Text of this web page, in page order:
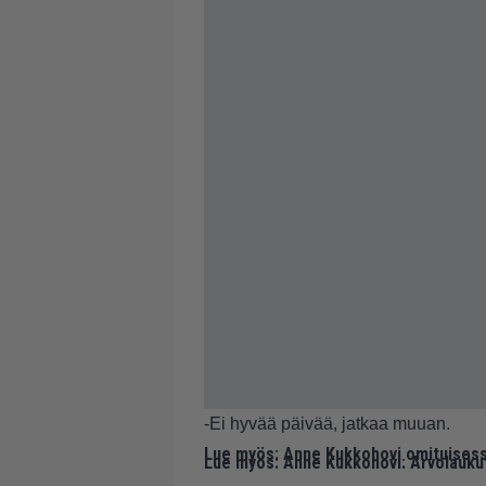
-Ei hyvää päivää, jatkaa muuan.
Lue myös: Anne Kukkohovi
Lue myös: Anne Kukkohovi: